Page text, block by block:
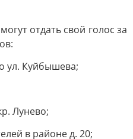
отдать свой голос за
ул. Куйбышева;
Лунево;
в районе д. 20;